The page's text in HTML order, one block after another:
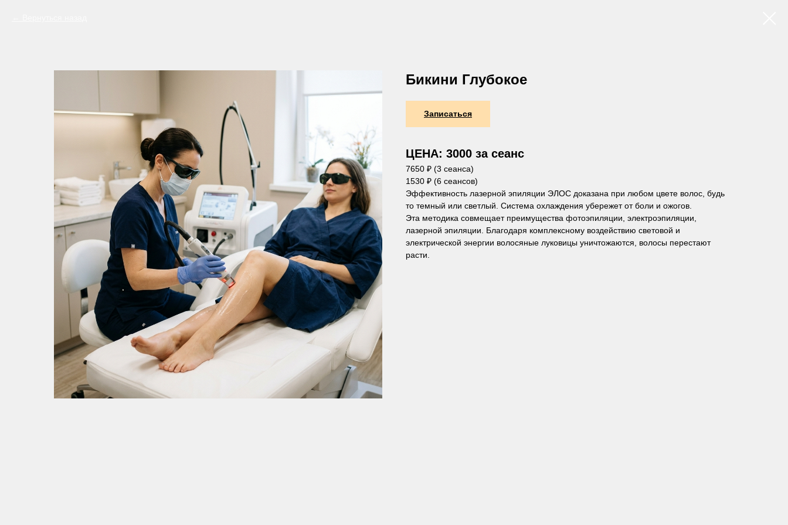
Бикини Глубокое
Записаться
ЦЕНА: 3000 за сеанс
7650 ₽ (3 сеанса)
1530 ₽ (6 сеансов)
Эффективность лазерной эпиляции ЭЛОС доказана при любом цвете волос, будь
то темный или светлый. Система охлаждения убережет от боли и ожогов.
Эта методика совмещает преимущества фотоэпиляции, электроэпиляции,
лазерной эпиляции. Благодаря комплексному воздействию световой и
электрической энергии волосяные луковицы уничтожаются, волосы перестают
расти.